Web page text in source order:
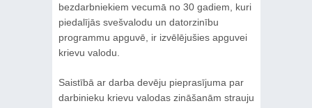
bezdarbniekiem vecumā no 30 gadiem, kuri
piedalījās svešvalodu un datorzinību
programmu apguvē, ir izvēlējušies apguvei
krievu valodu.
Saistībā ar darba devēju pieprasījuma par
darbinieku krievu valodas zināšanām strauju